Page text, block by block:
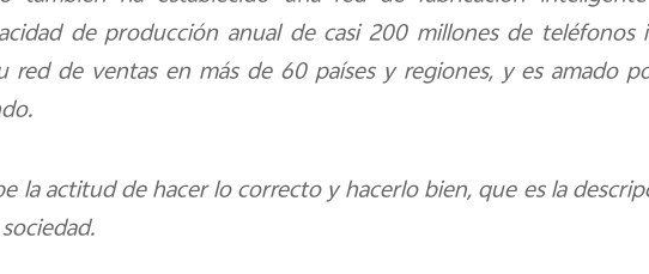
de producción anual de casi 200 millones de teléfonos
de ventas en más de 60 países y regiones, y es amado
la actitud de hacer lo correcto y hacerlo bien, que es la